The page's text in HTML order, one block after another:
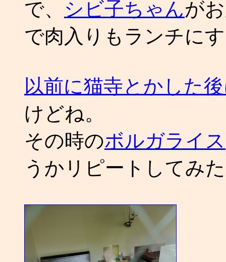
で、 シビ子ちゃんが
で肉入りもランチに
以前に猫寺とかした
けどね。
その時のボルガライス
うかリピートしてみ